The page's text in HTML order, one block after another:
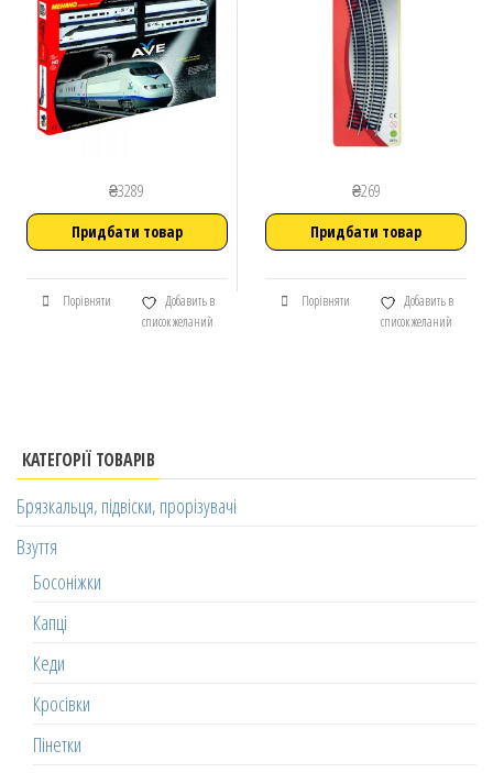
₴3289
Придбати товар
Порівняти
Добавить в
список желаний
₴269
Придбати товар
Порівняти
Добавить в
список желаний
КАТЕГОРІЇ ТОВАРІВ
Брязкальця, підвіски, прорізувачі
Взуття
Босоніжки
Капці
Кеди
Кросівки
Пінетки